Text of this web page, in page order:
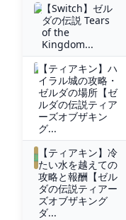
【Switch】ゼル
ダの伝説 Tears
of the
Kingdom...
【ティアキン】ハ
イラル城の攻略・
ゼルダの場所【ゼ
ルダの伝説ティア
ーズオブザキン
グ...
【ティアキン】冷
たい水を越えての
攻略と報酬【ゼル
ダの伝説ティアー
ズオブザキング
ダ...